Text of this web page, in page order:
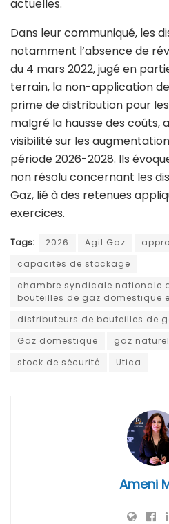
actuelles.
Dans leur communiqué, les
notamment l’absence de
du 4 mars 2022, jugé en
terrain, la non-application
prime de distribution pour
malgré la hausse des coûts,
visibilité sur les
période 2026-2028. Ils
non résolu concernant les
Gaz, lié à des retenues
exercices.
Tags: 2026 Agil Gaz
capacités de stockage
chambre syndicale nationale
bouteilles de gaz domestique
distributeurs de bouteilles de
Gaz domestique
gaz
stock de sécurité
Utica
Ameni